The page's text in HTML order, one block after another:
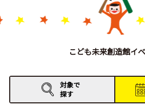
Gがくえん
お知らせ
イベントレポート
こども未来創造館イ
対象で
探す